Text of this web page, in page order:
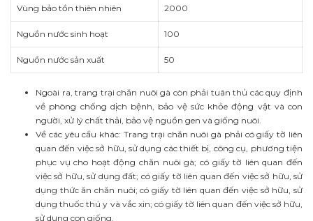
Vùng bảo tồn thiên nhiên 2000
Nguồn nước sinh hoạt 100
Nguồn nước sản xuất 50
Ngoài ra, trang trại chăn nuôi gà còn phải tuân thủ các quy định
về phòng chống dịch bệnh, bảo vệ sức khỏe động vật và con
người, xử lý chất thải, bảo vệ nguồn gen và giống nuôi.
Về các yêu cầu khác: Trang trại chăn nuôi gà phải có giấy tờ liên
quan đến việc sở hữu, sử dụng các thiết bị, công cụ, phương tiện
phục vụ cho hoạt động chăn nuôi gà; có giấy tờ liên quan đến
việc sở hữu, sử dụng đất; có giấy tờ liên quan đến việc sở hữu, sử
dụng thức ăn chăn nuôi; có giấy tờ liên quan đến việc sở hữu, sử
dụng thuốc thú y và vắc xin; có giấy tờ liên quan đến việc sở hữu,
sử dụng con giống.